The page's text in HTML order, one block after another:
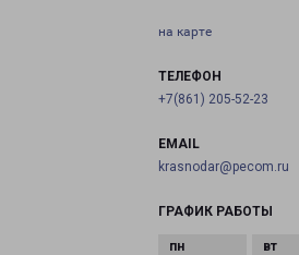
на карте
ТЕЛЕФОН
+7(861) 205-52-23
EMAIL
krasnodar@pecom.ru
ГРАФИК РАБОТЫ